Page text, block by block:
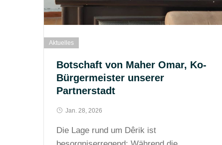
Aktuelles
Botschaft von Maher Omar, Ko-
Bürgermeister unserer
Partnerstadt
Jan. 28, 2026
Die Lage rund um Dêrik ist